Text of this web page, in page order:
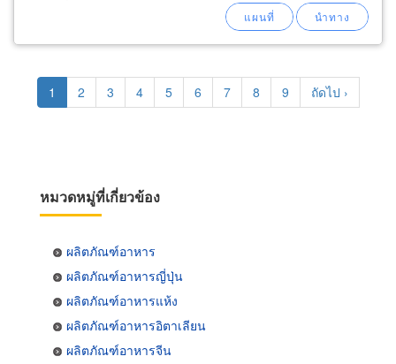
Pagination
Current
page
1 Page
2 Page
3 Page
4 Page
5 Page
6 Page
7 Page
8 Page
9
Next
page
ถัดไป ›
หมวดหมู่ที่เกี่ยวข้อง
ผลิตภัณฑ์อาหาร
ผลิตภัณฑ์อาหารญี่ปุ่น
ผลิตภัณฑ์อาหารแห้ง
ผลิตภัณฑ์อาหารอิตาเลียน
ผลิตภัณฑ์อาหารจีน